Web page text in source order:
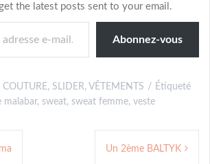
the latest posts sent to your email.
Abonnez-vous
COUTURE, SLIDER, VÊTEMENTS
Étiqueté
malabar, sweat, sweat femme, veste
Un 2ème BALTYK